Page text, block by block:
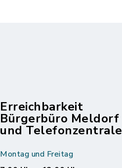
Erreichbarkeit
Bürgerbüro Meldorf
und Telefonzentrale
Montag und Freitag